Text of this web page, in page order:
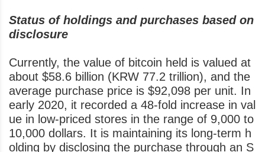
Status of holdings and purchases based on
disclosure
Currently, the value of bitcoin held is valued at
about $58.6 billion (KRW 77.2 trillion), and the
average purchase price is $92,098 per unit. In
early 2020, it recorded a 48-fold increase in val
ue in low-priced stores in the range of 9,000 to
10,000 dollars. It is maintaining its long-term h
olding by disclosing the purchase through an S